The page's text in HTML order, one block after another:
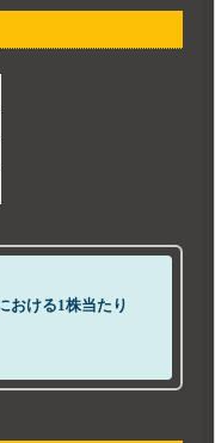
おける1株当たり